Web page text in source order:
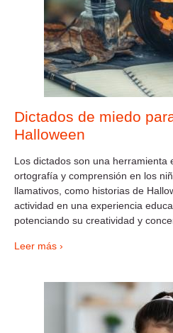
Dictados de miedo
Halloween
Los dictados son una herramienta
ortografía y comprensión en los
llamativos, como historias de
actividad en una experiencia
potenciando su creatividad y
Leer más ›